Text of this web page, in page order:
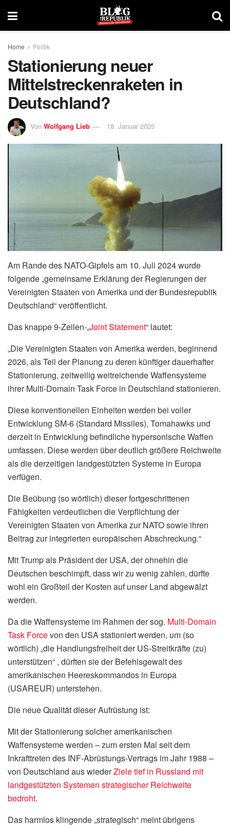
Home Politik
Stationierung neuer
Mittelstreckenraketen in
Deutschland?
Von Wolfgang Lieb 18. Januar 2025
Am Rande des NATO-Gipfels am 10. Juli 2024 wurde
folgende „gemeinsame Erklärung der Regierungen der
Vereinigten Staaten von Amerika und der Bundesrepublik
Deutschland“ veröffentlicht.
Das knappe 9-Zeilen-„Joint Statement“ lautet:
„Die Vereinigten Staaten von Amerika werden, beginnend
2026, als Teil der Planung zu deren künftiger dauerhafter
Stationierung, zeitweilig weitreichende Waffensysteme
ihrer Multi-Domain Task Force in Deutschland stationieren.
Diese konventionellen Einheiten werden bei voller
Entwicklung SM-6 (Standard Missiles), Tomahawks und
derzeit in Entwicklung befindliche hypersonische Waffen
umfassen. Diese werden über deutlich größere Reichweite
als die derzeitigen landgestützten Systeme in Europa
verfügen.
Die Beübung (so wörtlich) dieser fortgeschrittenen
Fähigkeiten verdeutlichen die Verpflichtung der
Vereinigten Staaten von Amerika zur NATO sowie ihren
Beitrag zur integrierten europäischen Abschreckung.“
Mit Trump als Präsident der USA, der ohnehin die
Deutschen beschimpft, dass wir zu wenig zahlen, dürfte
wohl ein Großteil der Kosten auf unser Land abgewälzt
werden.
Da die Waffensysteme im Rahmen der sog. Multi-Domain
Task Forcevon den USA stationiert werden, um (so
wörtlich) „die Handlungsfreiheit der US-Streitkräfte (zu)
unterstützen“ , dürften sie der Befehlsgewalt des
amerikanischen Heereskommandos in Europa
(USAREUR) unterstehen.
Die neue Qualität dieser Aufrüstung ist:
Mit der Stationierung solcher amerikanischen
Waffensysteme werden – zum ersten Mal seit dem
Inkrafttreten des INF-Abrüstungs-Vertrags im Jahr 1988 –
von Deutschland aus wiederZiele tief in Russland mit
landgestützten Systemen strategischer Reichweite
bedroht.
Das harmlos klingende „strategisch“ meint übrigens